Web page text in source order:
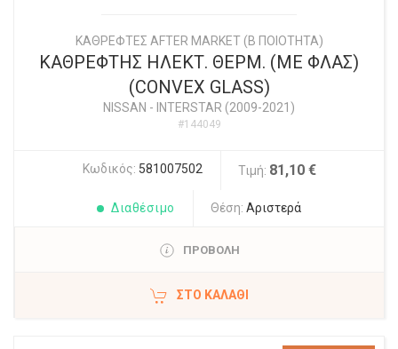
ΚΑΘΡΕΦΤΕΣ AFTER MARKET (Β ΠΟΙΟΤΗΤΑ)
ΚΑΘΡΕΦΤΗΣ ΗΛΕΚΤ. ΘΕΡΜ. (ΜΕ ΦΛΑΣ)
(CONVEX GLASS)
NISSAN - INTERSTAR (2009-2021)
#144049
Κωδικός: 581007502 Τιμή: 81,10 €
Διαθέσιμο Θέση: Αριστερά
ΠΡΟΒΟΛΗ
ΣΤΟ ΚΑΛΆΘΙ